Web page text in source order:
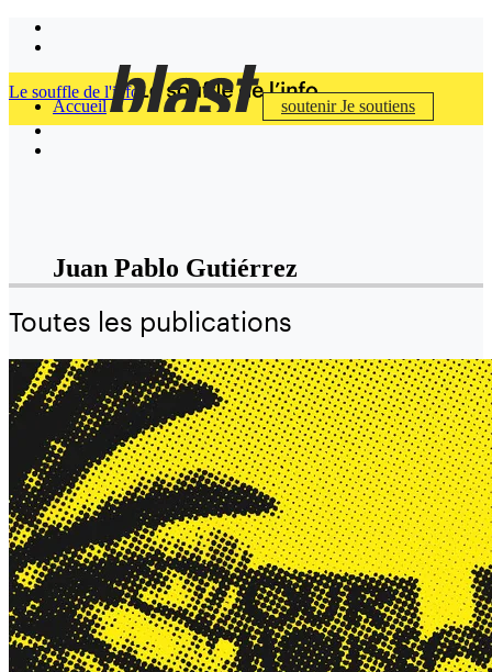
Accueil soutenirJe soutiens
Le souffle de l'info
Juan Pablo Gutiérrez
Toutes les publications